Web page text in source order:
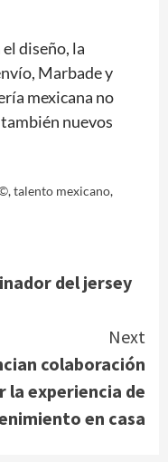
diseño, la
Marbade y
mexicana no
nuevos
,talento mexicano,
del jersey
Next
colaboración
la experiencia de
en casa